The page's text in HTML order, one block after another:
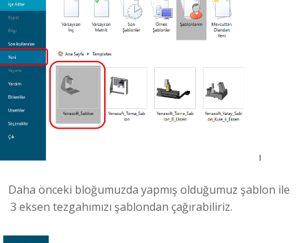
Daha önceki bloğumuzda yapmış olduğumuz şablon ile
3 eksen tezgahımızı şablondan çağırabiliriz.